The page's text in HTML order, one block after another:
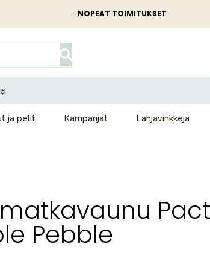
✓ NOPEAT TOIMITUKSET
ja pelit Kampanjat Lahjavinkkejä
Pebble